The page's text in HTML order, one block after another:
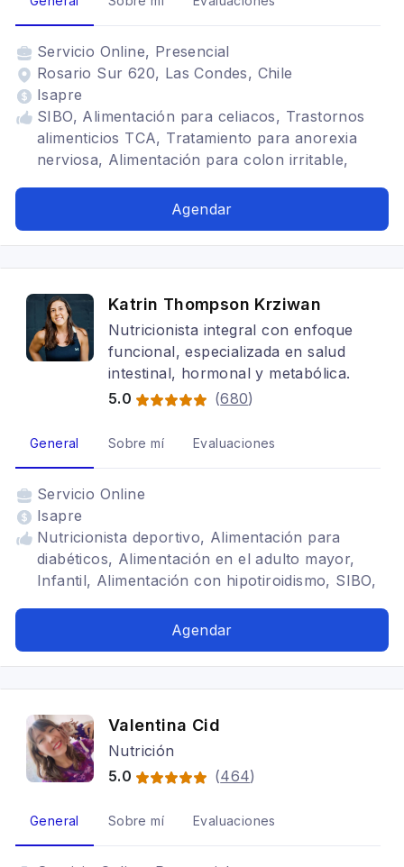
Servicio Online, Presencial
Rosario Sur 620, Las Condes, Chile
Isapre
SIBO, Alimentación para celiacos, Trastornos
alimenticios TCA, Tratamiento para anorexia
nerviosa, Alimentación para colon irritable,
digestivos, Alimentación en el adulto mayor,
Agendar
Katrin Thompson Krziwan
Nutricionista integral con enfoque
funcional, especializada en salud
intestinal, hormonal y metabólica.
5.0
(680)
General Sobre mí Evaluaciones
Servicio Online
Isapre
Nutricionista deportivo, Alimentación para
diabéticos, Alimentación en el adulto mayor,
Infantil, Alimentación con hipotiroidismo, SIBO,
Alimentación para celiacos, Alimentación para
Problemas digestivos
Agendar
Valentina Cid
Nutrición
5.0
(464)
General Sobre mí Evaluaciones